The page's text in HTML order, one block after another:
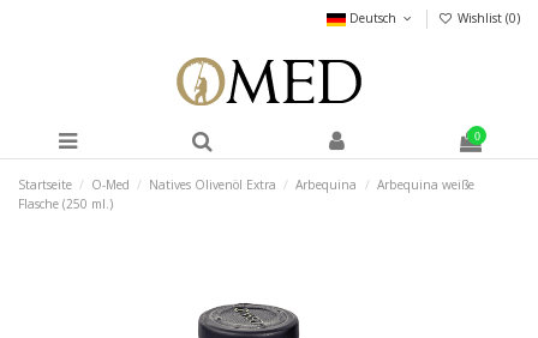
Deutsch Wishlist (0)
0
Startseite O-Med Natives Olivenöl Extra Arbequina
Arbequina weiße
Flasche (250 ml.)